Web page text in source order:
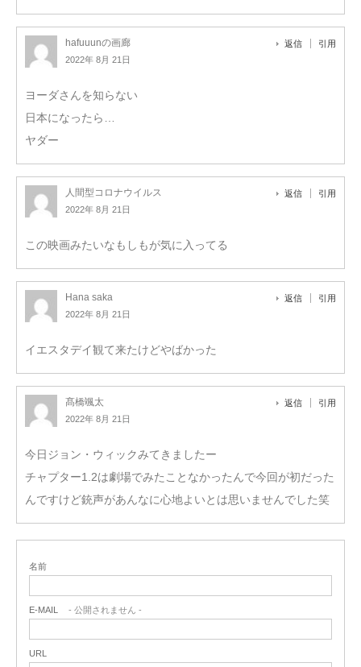
hafuuunの画廊
2022年 8月 21日
返信 引用
ヨーダさんを知らない
日本になったら…
ヤダー
人間型コロナウイルス
2022年 8月 21日
返信 引用
この映画みたいなもしもが気に入ってる
Hana saka
2022年 8月 21日
返信 引用
イエスタデイ観て来たけどやばかった
髙橋颯太
2022年 8月 21日
返信 引用
今日ジョン・ウィックみてきましたー
チャプター1.2は劇場でみたことなかったんで今回が初だった
んですけど銃声があんなに心地よいとは思いませんでした笑
名前
E-MAIL - 公開されません -
URL